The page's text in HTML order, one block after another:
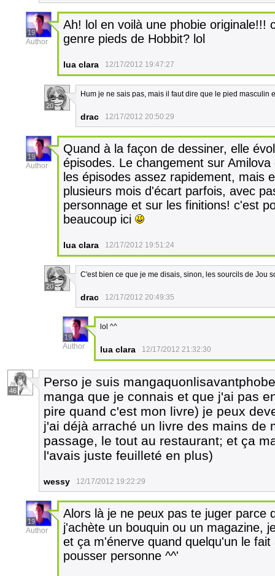
19
Author
Ah! lol en voilà une phobie originale!!!
genre pieds de Hobbit? lol
lua clara 12/17/2012 19:47:27
20
Hum je ne sais pas, mais il faut dire que le pied masculin
drac 12/17/2012 20:50:29
19
Author
Quand à la façon de dessiner, elle
épisodes. Le changement sur
les épisodes assez rapidement, mais
plusieurs mois d'écart parfois, avec
personnage et sur les finitions! c'est
beaucoup ici
lua clara 12/17/2012 19:51:24
20
C'est bien ce que je me disais, sinon, les sourcils de Jou
drac 12/17/2012 20:49:35
19
Author
lol ^^
lua clara 12/17/2012 21:32:30
46
Perso je suis
manga que je connais et que j'ai pas
pire quand c'est mon livre) je peux
j'ai déjà arraché un livre des mains de
passage, le tout au restaurant; et ça
l'avais juste feuilleté en plus)
wessy 12/17/2012 19:22:29
19
Author
Alors là je ne peux pas te juger parce
j'achète un bouquin ou un magazine,
et ça m'énerve quand quelqu'un le
pousser personne ^^'